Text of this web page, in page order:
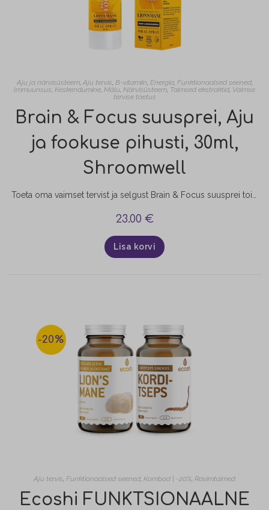
Aju ja närvisüsteem, Aju tervis, B-vitamiin, Energia, Funktionaalsed seened,
Immuunsus, Keskendumine, Mälu, Närvisüsteem, Taimsed ekstraktid, Vaimse
tervise toetus
Brain & Focus suusprei, Aju
ja fookuse pihusti, 30ml,
Shroomwell
Toeta oma vaimset tervist ja selgust Brain & Focus suusprei toidulisandiga, mis on erakordne kombinatsioon populaarsest Lion's Mane ehk lõvilaka seenest, ashwagandhast, mündist ja B-grupi vitamiinidest. See toode aitab kaasa optimaalsele vaimsele ja kognitiivsele tegevusele (ashwagandha) ning normaalsele psühholoogilisele funktsioonile (vitamiinid B3, B1 ja B12). Samuti aitab see vähendada kurnatust ja väsimust (vitamiinid B3 ja B12)!
23.00 €
Lisa korvi
-20%
Aju tervis, Funktionaalsed seened, Kombod | -20%, Ravimtaimed
Ecoshi FUNKTSIONAALNE